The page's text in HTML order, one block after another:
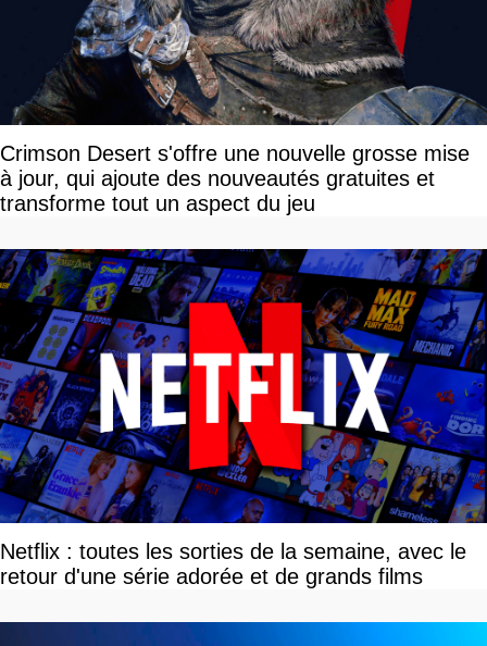
Crimson Desert s'offre une nouvelle grosse mise
à jour, qui ajoute des nouveautés gratuites et
transforme tout un aspect du jeu
Netflix : toutes les sorties de la semaine, avec le
retour d'une série adorée et de grands films